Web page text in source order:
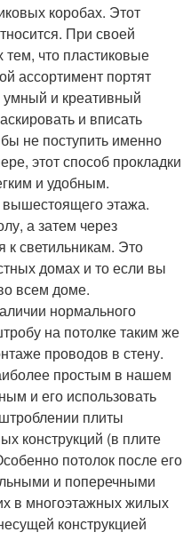
коробах. Этот
При своей
тем, что пластиковые
ассортимент портят
и креативный
и вписать
не поступить именно
этот способ прокладки
и удобным.
этажа.
а затем через
к светильникам. Это
домах и то если вы
всем доме.
нормального
на потолке таким же
проводов в стену.
простым в нашем
и его использовать
плиты
конструкций (в плите
потолок после его
и поперечными
в многоэтажных жилых
конструкцией